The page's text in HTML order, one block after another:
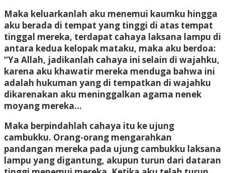
Maka keluarkanlah aku menemui kaumku hingga
aku berada di tempat yang tinggi di atas tempat
tinggal mereka, terdapat cahaya laksana lampu di
antara kedua kelopak mataku, maka aku berdoa:
“Ya Allah, jadikanlah cahaya ini selain di wajahku,
karena aku khawatir mereka menduga bahwa ini
adalah hukuman yang di tempatkan di wajahku
dikarenakan aku meninggalkan agama nenek
moyang mereka…
Maka berpindahlah cahaya itu ke ujung
cambukku. Orang-orang mengarahkan
pandangan mereka pada ujung cambukku laksana
lampu yang digantung, akupun turun dari dataran